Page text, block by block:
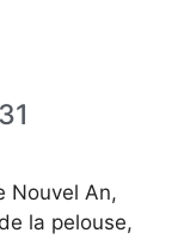
Nouvel An,
la pelouse,